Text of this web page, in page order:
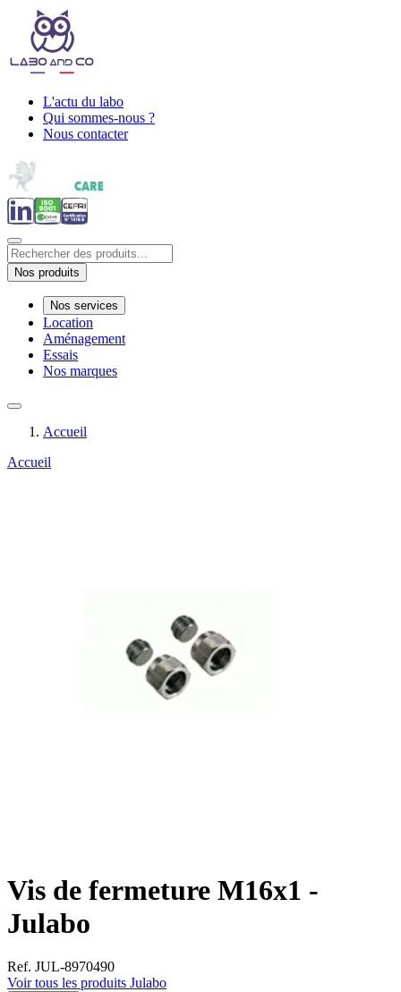
L'actu du labo
Qui sommes-nous ?
Nous contacter
Nos produits
Nos services
Location
Aménagement
Essais
Nos marques
Accueil
Accueil
Vis de fermeture M16x1 -
Julabo
Ref. JUL-8970490
Voir tous les produits Julabo